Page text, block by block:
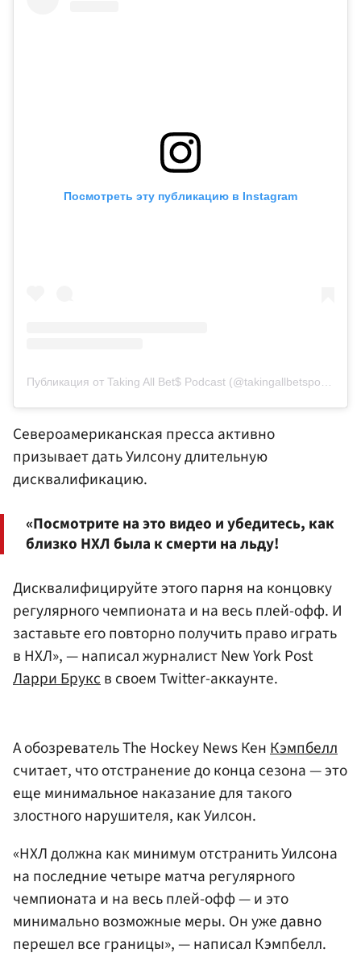
Посмотреть эту публикацию в Instagram
Североамериканская пресса активно
призывает дать Уилсону длительную
дисквалификацию.
«Посмотрите на это видео и убедитесь, как
близко НХЛ была к смерти на льду!
Дисквалифицируйте этого парня на концовку
регулярного чемпионата и на весь плей-офф. И
заставьте его повторно получить право играть
в НХЛ», — написал журналист New York Post
Ларри Бруксв своем Twitter-аккаунте.
А обозреватель The Hockey News КенКэмпбелл
считает, что отстранение до конца сезона — это
еще минимальное наказание для такого
злостного нарушителя, как Уилсон.
«НХЛ должна как минимум отстранить Уилсона
на последние четыре матча регулярного
чемпионата и на весь плей-офф — и это
минимально возможные меры. Он уже давно
перешел все границы», — написал Кэмпбелл.